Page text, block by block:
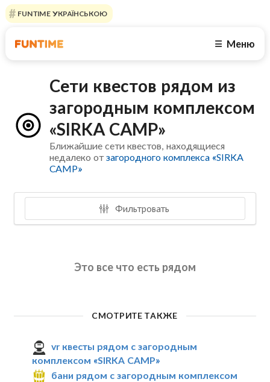
FUNTIME УКРАЇНСЬКОЮ
☰ Меню
Сети квестов рядом из
загородным комплексом
«SIRKA CAMP»
Ближайшие сети квестов, находящиеся
недалеко отзагородного комплекса «SIRKA
CAMP»
Фильтровать
Это все что есть рядом
СМОТРИТЕ ТАКЖЕ
vr квесты рядом с загородным
комплексом «SIRKA CAMP»
бани рядом с загородным комплексом